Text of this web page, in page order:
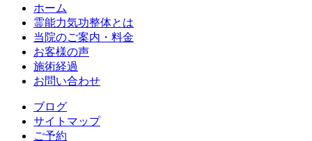
ホーム
霊能力気功整体とは
当院のご案内・料金
お客様の声
施術経過
お問い合わせ
ブログ
サイトマップ
ご予約